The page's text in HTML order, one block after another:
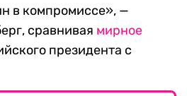
в компромиссе», —
сравнивая мирное
президента с